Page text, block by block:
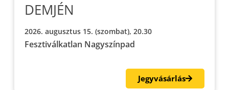
DEMJÉN
2026. augusztus 15. (szombat), 20.30
Fesztiválkatlan Nagyszínpad
Jegyvásárlás